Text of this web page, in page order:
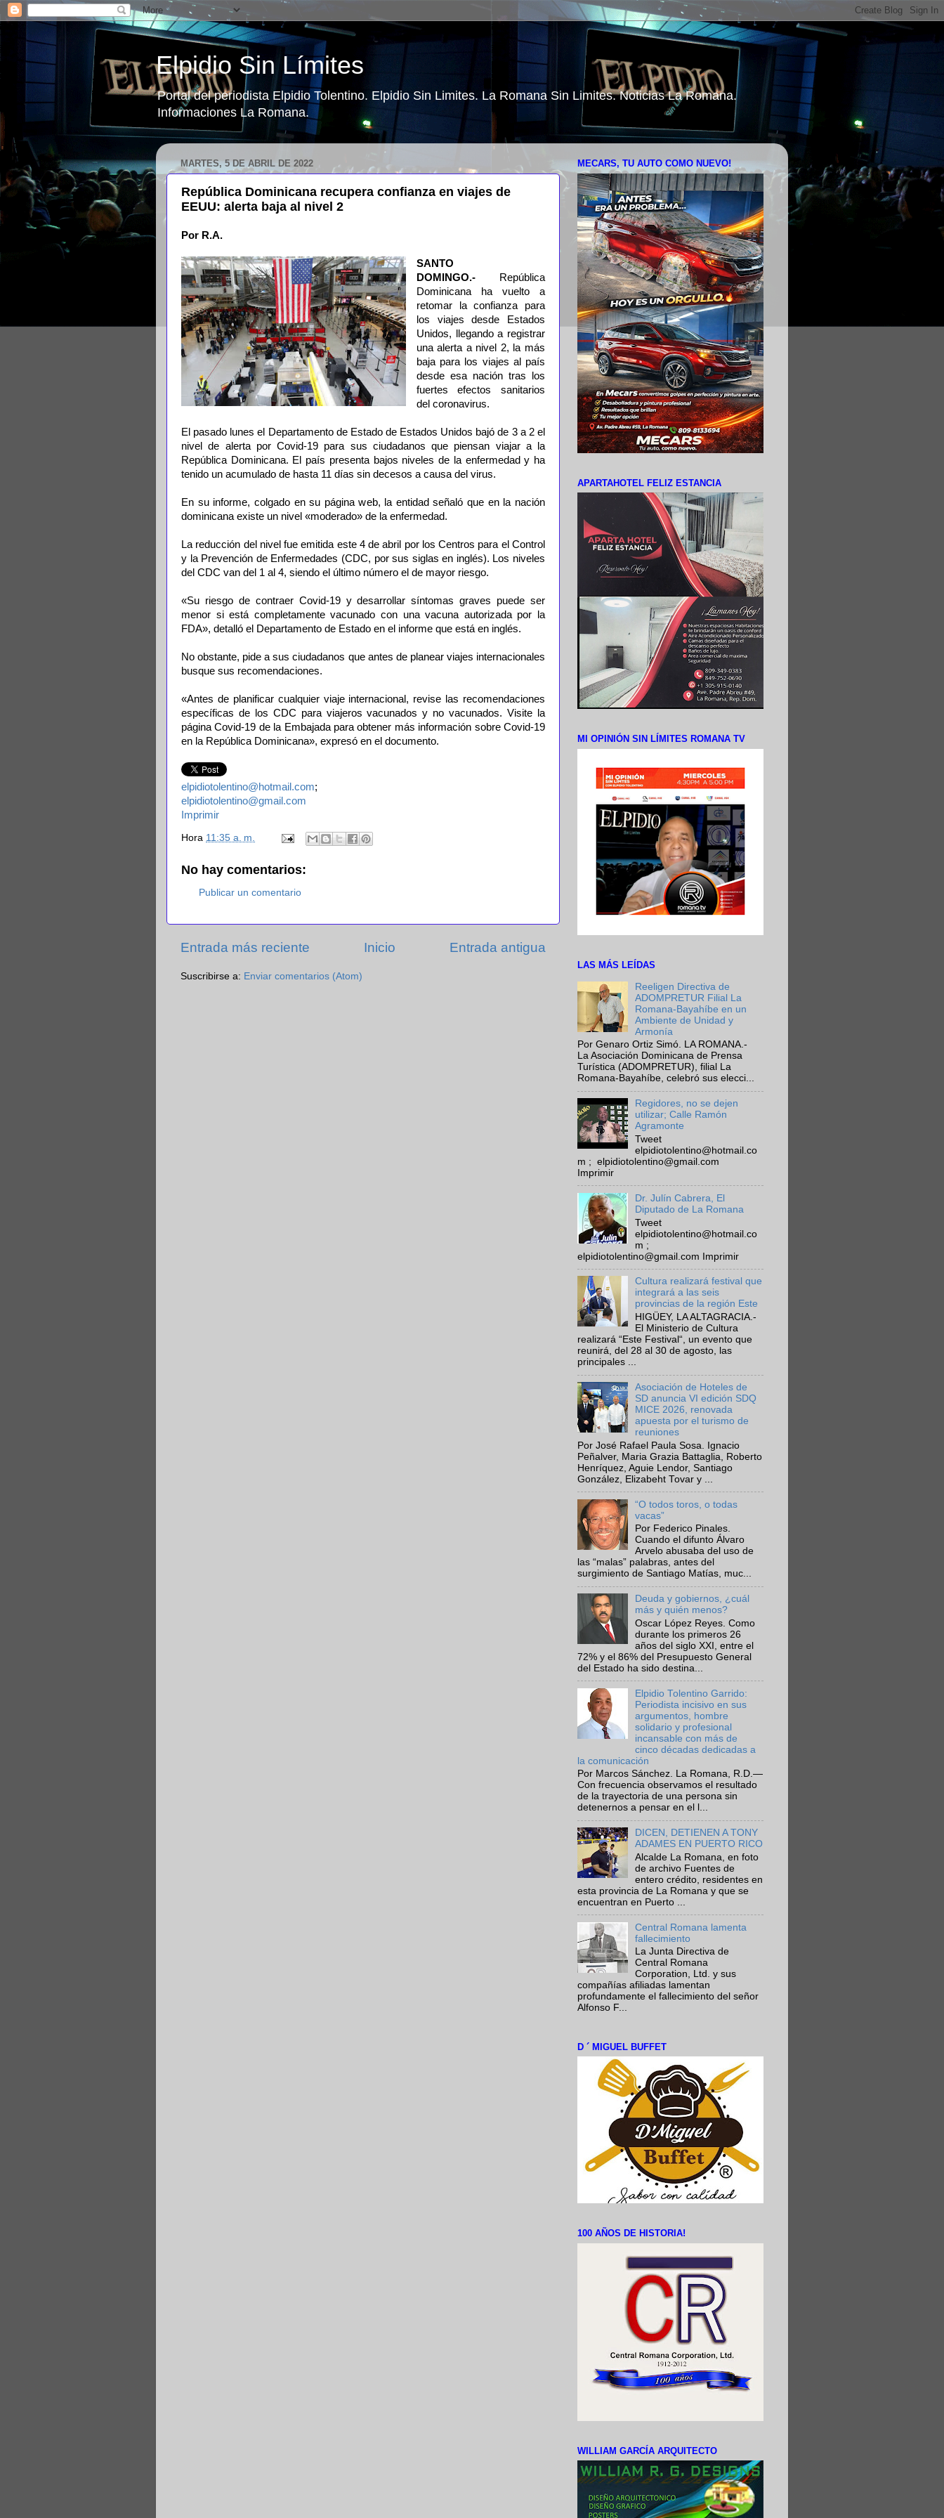
Elpidio Sin Límites
Portal del periodista Elpidio Tolentino. Elpidio Sin Limites. La Romana Sin Limites. Noticias La Romana.
Informaciones La Romana.
MARTES, 5 DE ABRIL DE 2022
República Dominicana recupera confianza en viajes de
EEUU: alerta baja al nivel 2
Por R.A.
SANTO
DOMINGO.-
República
Dominicana ha vuelto a
retomar la confianza para
los viajes desde Estados
Unidos, llegando a registrar
una alerta a nivel 2, la más
baja para los viajes al país
desde esa nación tras los
fuertes efectos sanitarios
del coronavirus.
El pasado lunes el Departamento de Estado de Estados Unidos bajó de 3 a 2 el
nivel de alerta por Covid-19 para sus ciudadanos que piensan viajar a la
República Dominicana. El país presenta bajos niveles de la enfermedad y ha
tenido un acumulado de hasta 11 días sin decesos a causa del virus.
En su informe, colgado en su página web, la entidad señaló que en la nación
dominicana existe un nivel «moderado» de la enfermedad.
La reducción del nivel fue emitida este 4 de abril por los Centros para el Control
y la Prevención de Enfermedades (CDC, por sus siglas en inglés). Los niveles
del CDC van del 1 al 4, siendo el último número el de mayor riesgo.
«Su riesgo de contraer Covid-19 y desarrollar síntomas graves puede ser
menor si está completamente vacunado con una vacuna autorizada por la
FDA», detalló el Departamento de Estado en el informe que está en inglés.
No obstante, pide a sus ciudadanos que antes de planear viajes internacionales
busque sus recomendaciones.
«Antes de planificar cualquier viaje internacional, revise las recomendaciones
específicas de los CDC para viajeros vacunados y no vacunados. Visite la
página Covid-19 de la Embajada para obtener más información sobre Covid-19
en la República Dominicana», expresó en el documento.
elpidiotolentino@hotmail.com;
elpidiotolentino@gmail.com
Imprimir
Hora 11:35 a. m.
No hay comentarios:
Publicar un comentario
Entrada más reciente Entrada antigua
Inicio
Suscribirse a: Enviar comentarios (Atom)
MECARS, TU AUTO COMO NUEVO!
APARTAHOTEL FELIZ ESTANCIA
MI OPINIÓN SIN LÍMITES ROMANA TV
LAS MÁS LEÍDAS
Reeligen Directiva de
ADOMPRETUR Filial La
Romana-Bayahíbe en un
Ambiente de Unidad y
Armonía
Por Genaro Ortiz Simó. LA ROMANA.-
La Asociación Dominicana de Prensa
Turística (ADOMPRETUR), filial La
Romana-Bayahíbe, celebró sus elecci...
Regidores, no se dejen
utilizar; Calle Ramón
Agramonte
Tweet
elpidiotolentino@hotmail.co
m ; elpidiotolentino@gmail.com
Imprimir
Dr. Julín Cabrera, El
Diputado de La Romana
Tweet
elpidiotolentino@hotmail.co
m ;
elpidiotolentino@gmail.com Imprimir
Cultura realizará festival que
integrará a las seis
provincias de la región Este
HIGÜEY, LA ALTAGRACIA.-
El Ministerio de Cultura
realizará “Este Festival“, un evento que
reunirá, del 28 al 30 de agosto, las
principales ...
Asociación de Hoteles de
SD anuncia VI edición SDQ
MICE 2026, renovada
apuesta por el turismo de
reuniones
Por José Rafael Paula Sosa. Ignacio
Peñalver, Maria Grazia Battaglia, Roberto
Henríquez, Aguie Lendor, Santiago
González, Elizabeht Tovar y ...
“O todos toros, o todas
vacas”
Por Federico Pinales.
Cuando el difunto Álvaro
Arvelo abusaba del uso de
las “malas” palabras, antes del
surgimiento de Santiago Matías, muc...
Deuda y gobiernos, ¿cuál
más y quién menos?
Oscar López Reyes. Como
durante los primeros 26
años del siglo XXI, entre el
72% y el 86% del Presupuesto General
del Estado ha sido destina...
Elpidio Tolentino Garrido:
Periodista incisivo en sus
argumentos, hombre
solidario y profesional
incansable con más de
cinco décadas dedicadas a
la comunicación
Por Marcos Sánchez. La Romana, R.D.—
Con frecuencia observamos el resultado
de la trayectoria de una persona sin
detenernos a pensar en el l...
DICEN, DETIENEN A TONY
ADAMES EN PUERTO RICO
Alcalde La Romana, en foto
de archivo Fuentes de
entero crédito, residentes en
esta provincia de La Romana y que se
encuentran en Puerto ...
Central Romana lamenta
fallecimiento
La Junta Directiva de
Central Romana
Corporation, Ltd. y sus
compañías afiliadas lamentan
profundamente el fallecimiento del señor
Alfonso F...
D ´ MIGUEL BUFFET
100 AÑOS DE HISTORIA!
WILLIAM GARCÍA ARQUITECTO